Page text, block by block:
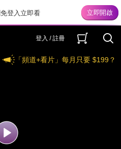
登入立即看
登入 / 註冊
「頻道+看片」每月只要 $199？